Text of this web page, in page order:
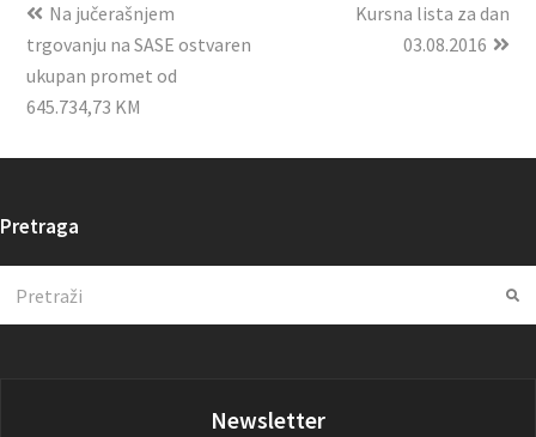
Na jučerašnjem
trgovanju na SASE ostvaren
ukupan promet od
645.734,73 KM
Kursna lista za dan
03.08.2016
Pretraga
Newsletter